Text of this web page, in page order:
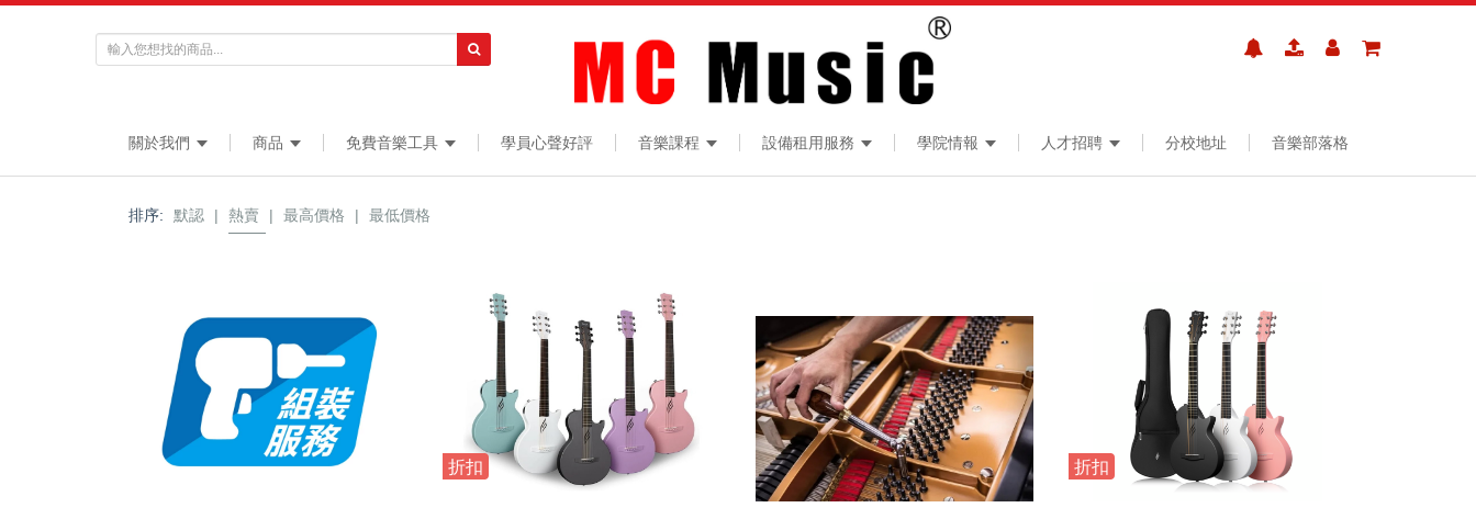
關於我們 商品 免費音樂工具 學員心聲好評 音樂課程 設備租用服務 學院情報 人才招聘 分校地址 音樂部落格
排序: 默認 | 熱賣 | 最高價格 | 最低價格
折扣 折扣